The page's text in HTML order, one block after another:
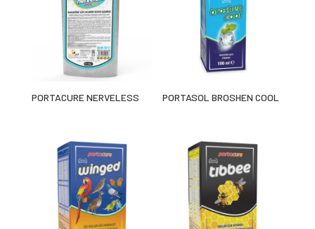
PORTACURE NERVELESS PORTASOL BROSHEN COOL